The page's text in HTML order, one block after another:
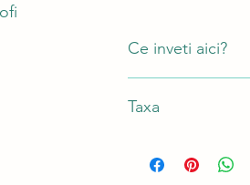
Ce inveti aici?
Cum sa prepari
Cum sa faci
Taxa
Portie extra - 60 lei